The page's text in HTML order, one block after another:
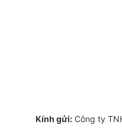
Kính gửi: Công ty